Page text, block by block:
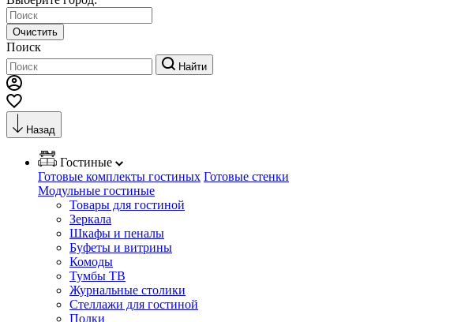
Очистить
Поиск
Найти
Назад
Гостиные
Готовые комплекты гостиных Готовые стенки
Модульные гостиные
Товары для гостиной
Зеркала
Шкафы и пеналы
Буфеты и витрины
Комоды
Тумбы ТВ
Журнальные столики
Стеллажи для гостиной
Полки